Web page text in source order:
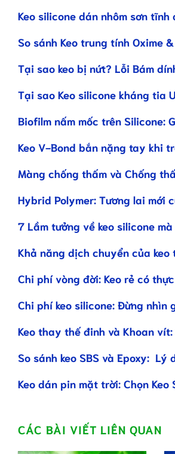
Keo silicone dán nhôm sơn
So sánh Keo trung tính Oxime
Tại sao keo bị nứt? Lỗi Bám
Tại sao Keo silicone kháng tia
Biofilm nấm mốc trên Silicone:
Keo V-Bond bắn nặng tay khi
Màng chống thấm và Chống
Hybrid Polymer: Tương lai mới
7 Lầm tưởng về keo silicone
Khả năng dịch chuyển của
Chi phí vòng đời: Keo rẻ có
Chi phí keo silicone: Đừng nhìn
Keo thay thế đinh và Khoan
So sánh keo SBS và Epoxy: Lý
Keo dán pin mặt trời: Chọn
CÁC BÀI VIẾT LIÊN QUAN